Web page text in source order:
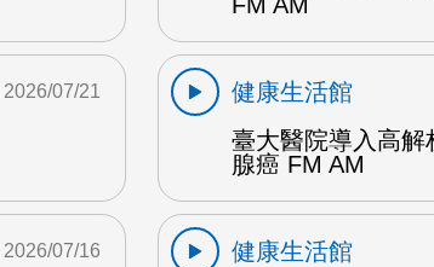
2026/07/21
健康生活館
臺大醫院導入高
腺癌 FM AM
2026/07/16
健康生活館